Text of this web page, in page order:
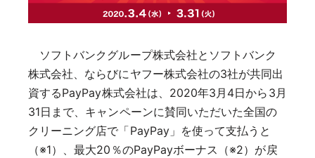
ソフトバンクグループ株式会社とソフトバンク
株式会社、ならびにヤフー株式会社の3社が共同出
資するPayPay株式会社は、2020年3月4日から3月
31日まで、キャンペーンに賛同いただいた全国の
クリーニング店で「PayPay」を使って支払うと
（※1）、最大20％のPayPayボーナス（※2）が戻